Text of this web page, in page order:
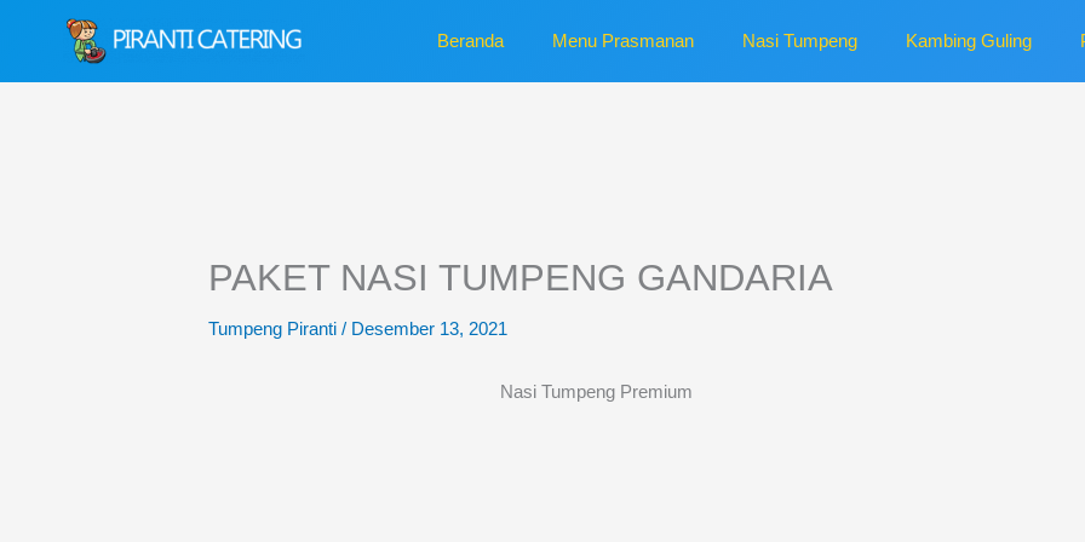
Beranda Menu Prasmanan Nasi Tumpeng Kambing Guling
PAKET NASI TUMPENG GANDARIA
Tumpeng Piranti / Desember 13, 2021
Nasi Tumpeng Premium